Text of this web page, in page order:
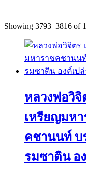
Showing 3793–3816 of
หลวงพ่อวิจิ
เหรียญมหา
คชานนท์ บ
รมซาติน อ